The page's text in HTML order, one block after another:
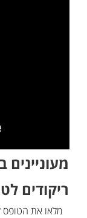
ריקודים
מלאו את הטופס